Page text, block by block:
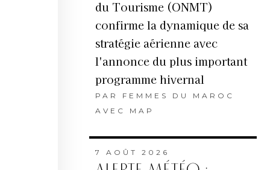
du Tourisme (ONMT)
confirme la dynamique de sa
stratégie aérienne avec
l'annonce du plus important
programme hivernal
PAR FEMMES DU MAROC
AVEC MAP
7 AOÛT 2026